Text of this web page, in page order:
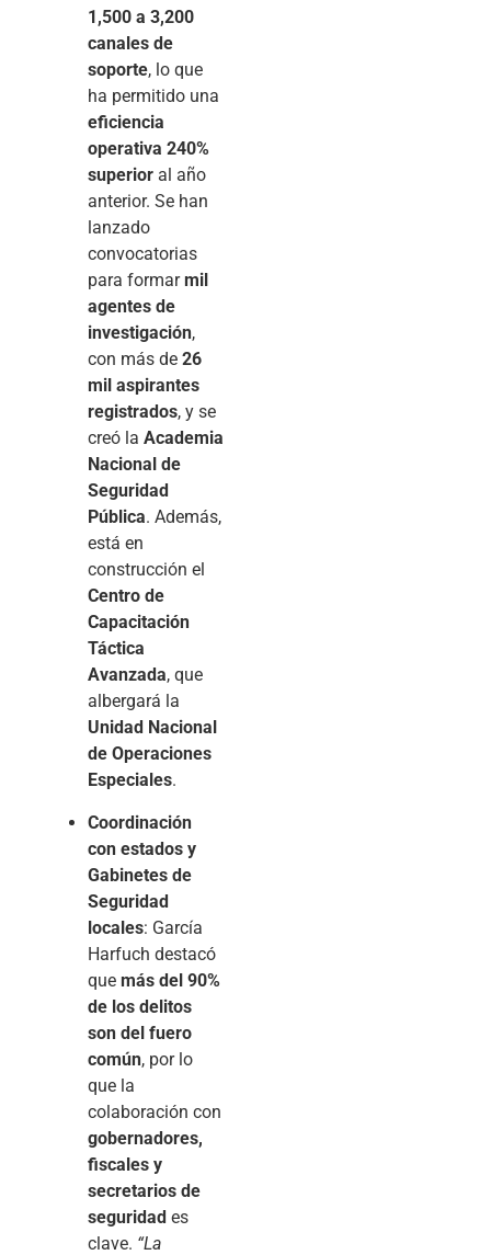
1,500 a 3,200
canales de
soporte, lo que
ha permitido una
eficiencia
operativa 240%
superior al año
anterior. Se han
lanzado
convocatorias
para formarmil
agentes de
investigación,
con más de 26
mil aspirantes
registrados, y se
creó la Academia
Nacional de
Seguridad
Pública. Además,
está en
construcción el
Centro de
Capacitación
Táctica
Avanzada, que
albergará la
Unidad Nacional
de Operaciones
Especiales.
Coordinación
con estados y
Gabinetes de
Seguridad
locales: García
Harfuch destacó
que más del 90%
de los delitos
son del fuero
común, por lo
que la
colaboración con
gobernadores,
fiscales y
secretarios de
seguridad es
clave. “La